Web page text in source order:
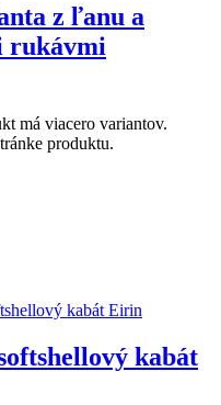
z ľanu a
rukávmi
má viacero variantov.
produktu.
kabát